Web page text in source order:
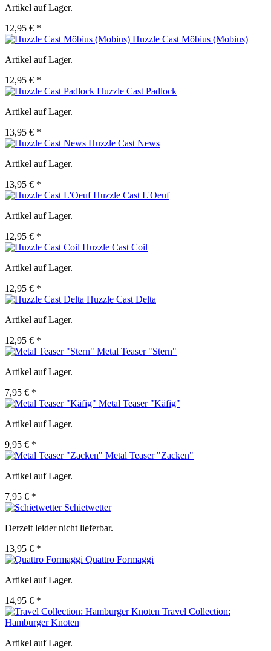
Artikel auf Lager.
12,95 € *
Huzzle Cast Möbius (Mobius)
Artikel auf Lager.
12,95 € *
Huzzle Cast Padlock
Artikel auf Lager.
13,95 € *
Huzzle Cast News
Artikel auf Lager.
13,95 € *
Huzzle Cast L'Oeuf
Artikel auf Lager.
12,95 € *
Huzzle Cast Coil
Artikel auf Lager.
12,95 € *
Huzzle Cast Delta
Artikel auf Lager.
12,95 € *
Metal Teaser "Stern"
Artikel auf Lager.
7,95 € *
Metal Teaser "Käfig"
Artikel auf Lager.
9,95 € *
Metal Teaser "Zacken"
Artikel auf Lager.
7,95 € *
Schietwetter
Derzeit leider nicht lieferbar.
13,95 € *
Quattro Formaggi
Artikel auf Lager.
14,95 € *
Travel Collection:
Hamburger Knoten
Artikel auf Lager.